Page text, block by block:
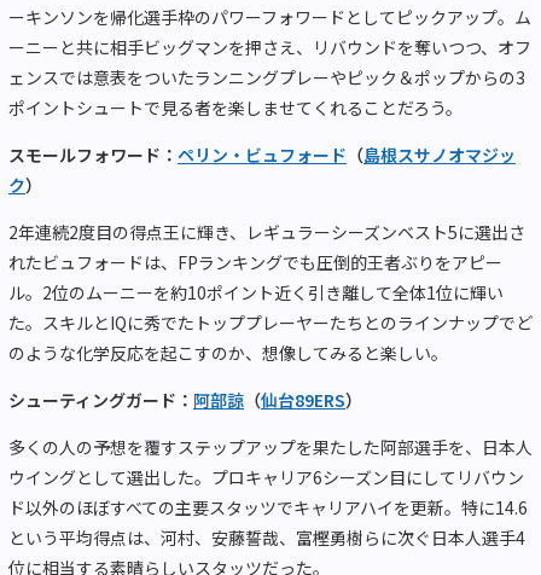
ーキンソンを帰化選手枠のパワーフォワードとしてピックアップ。ム
ーニーと共に相手ビッグマンを押さえ、リバウンドを奪いつつ、オフ
ェンスでは意表をついたランニングプレーやピック＆ポップからの3
ポイントシュートで見る者を楽しませてくれることだろう。
スモールフォワード： ペリン・ビュフォード （島根スサノオマジッ
ク）
2年連続2度目の得点王に輝き、レギュラーシーズンベスト5に選出さ
れたビュフォードは、FPランキングでも圧倒的王者ぶりをアピー
ル。2位のムーニーを約10ポイント近く引き離して全体1位に輝い
た。スキルとIQに秀でたトッププレーヤーたちとのラインナップでど
のような化学反応を起こすのか、想像してみると楽しい。
シューティングガード： 阿部諒 （仙台89ERS）
多くの人の予想を覆すステップアップを果たした阿部選手を、日本人
ウイングとして選出した。プロキャリア6シーズン目にしてリバウン
ド以外のほぼすべての主要スタッツでキャリアハイを更新。特に14.6
という平均得点は、河村、安藤誓哉、富樫勇樹らに次ぐ日本人選手4
位に相当する素晴らしいスタッツだった。